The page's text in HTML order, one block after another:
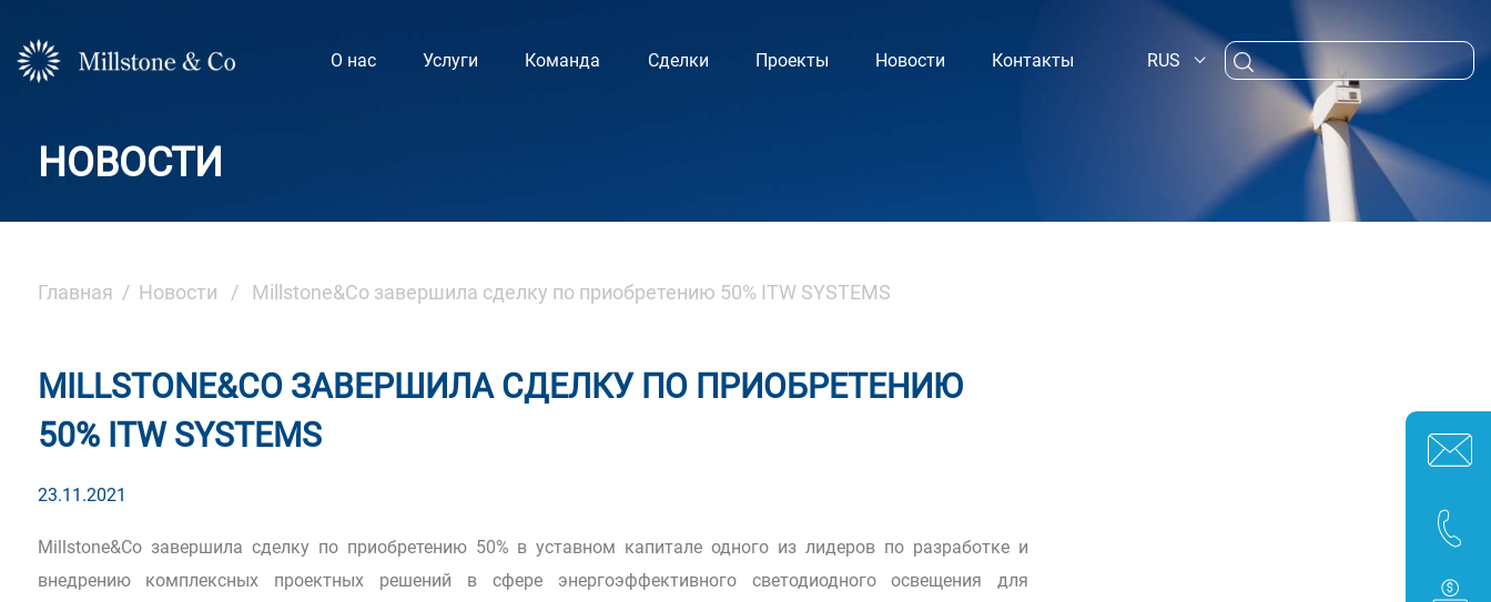
content
О нас Услуги Команда Сделки Проекты Новости Контакты RUS
НОВОСТИ
Главная / Новости / Millstone&Co завершила сделку по приобретению 50% ITW SYSTEMS
MILLSTONE&CO ЗАВЕРШИЛА СДЕЛКУ ПО ПРИОБРЕТЕНИЮ
50% ITW SYSTEMS
23.11.2021
Millstone&Co завершила сделку по приобретению 50% в уставном капитале одного из лидеров по разработке и
внедрению комплексных проектных решений в сфере энергоэффективного светодиодного освещения для